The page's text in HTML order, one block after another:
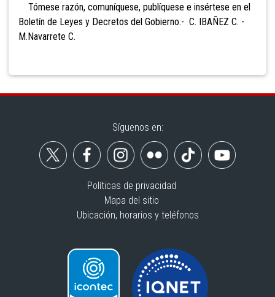
Tómese razón, comuníquese, publíquese e insértese en el
Boletín de Leyes y Decretos del Gobierno.- C. IBAÑEZ C. -
M.Navarrete C.
Síguenos en:
Políticas de privacidad
Mapa del sitio
Ubicación, horarios y teléfonos